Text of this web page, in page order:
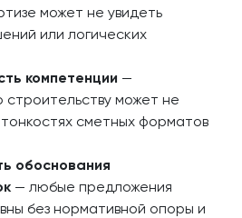
может не увидеть
или логических
компетенции —
строительству может не
сметных форматов
обоснования
— любые предложения
без нормативной опоры и